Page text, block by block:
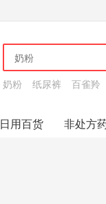
奶粉 纸尿裤 百雀羚
日用百货 非处方